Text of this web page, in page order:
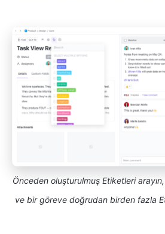
Önceden oluşturulmuş Etiketleri
ve bir göreve doğrudan birden fazla